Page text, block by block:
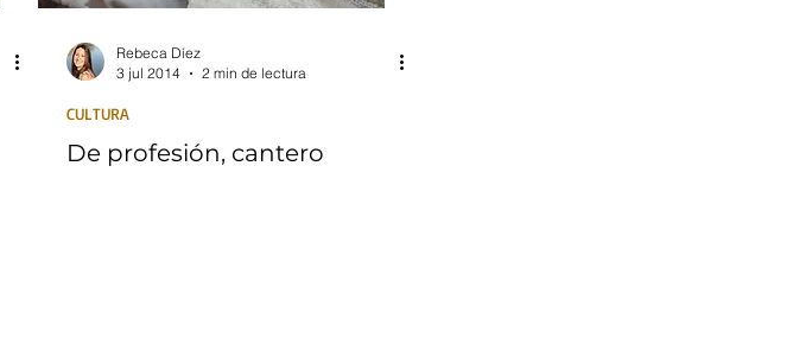
Rebeca Díez
3 jul 2014
2 min de lectura
CULTURA
De profesión, cantero